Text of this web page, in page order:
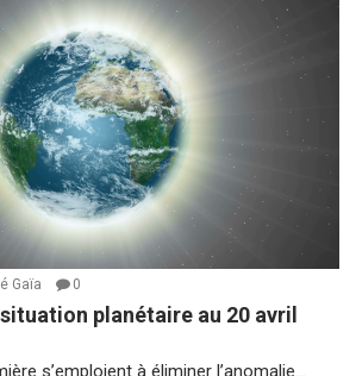
Gaïa 0
planétaire au 20 avril
s’emploient à éliminer l’anomalie...